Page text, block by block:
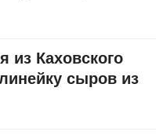
из Каховского
сыров из